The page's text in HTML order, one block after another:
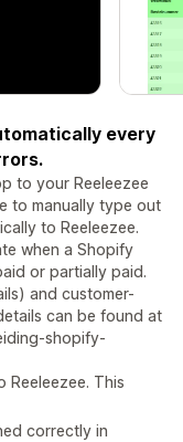
every
to your Reeleezee
to manually type out
to Reeleezee.
when a Shopify
or partially paid.
and customer-
can be found at
shopify-
Reeleezee. This
correctly in